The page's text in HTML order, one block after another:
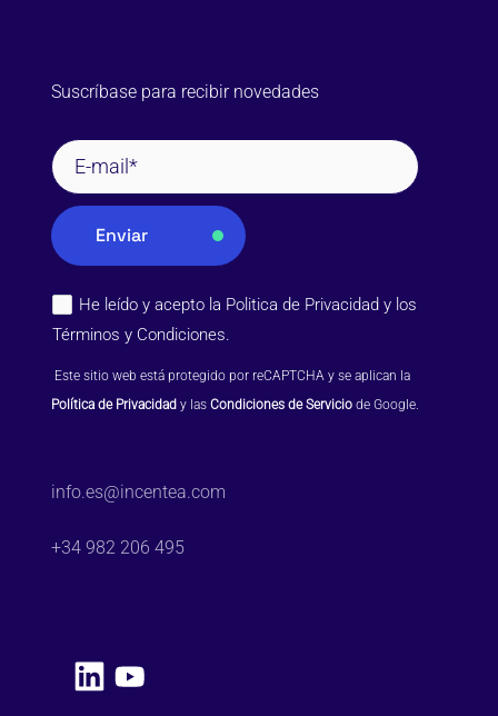
Suscríbase para recibir novedades
Enviar
He leído y acepto la Politica de Privacidad y los
Términos y Condiciones.
Política de Privacidad y las Condiciones de Servicio de Google.
info.es@incentea.com
+34 982 206 495